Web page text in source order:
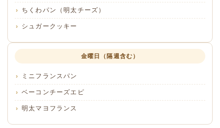
ちくわパン（明太チーズ）
シュガークッキー
金曜日（隔週含む）
ミニフランスパン
ベーコンチーズエピ
明太マヨフランス